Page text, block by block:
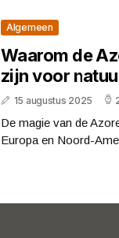
Algemeen
Waarom de
zijn voor
15 augustus 2025
De magie van de
Europa en Noord-